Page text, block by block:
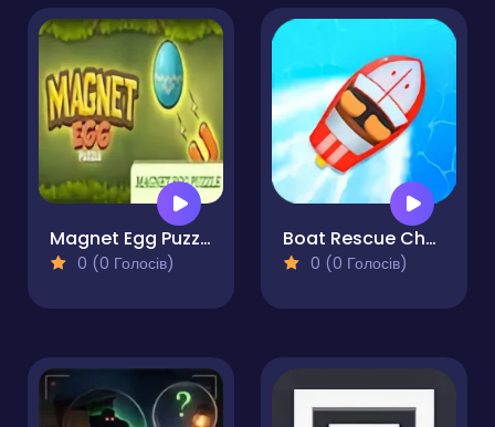
Magnet Egg Puzzle
0 (0 Голосів)
Boat Rescue Challenge
0 (0 Голосів)